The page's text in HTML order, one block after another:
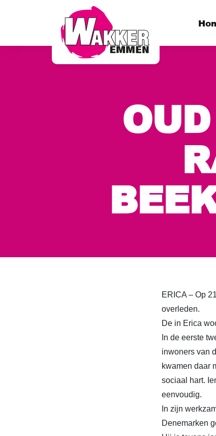
ERICA – Op
overleden.
De in Erica
In de eerste
inwoners van
kwamen daar
sociaal hart.
eenvoudig.
In zijn
Denemarken